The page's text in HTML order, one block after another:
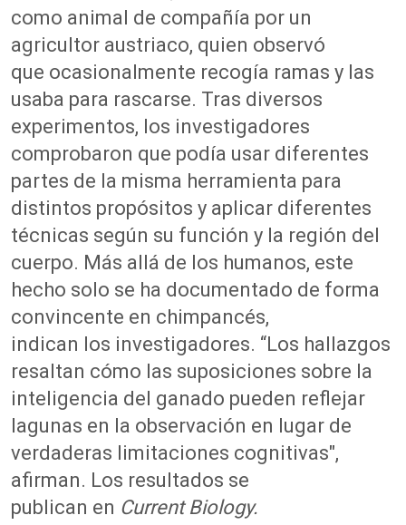
como animal de compañía por un
agricultor austriaco, quien observó
que ocasionalmente recogía ramas y las
usaba para rascarse. Tras diversos
experimentos, los investigadores
comprobaron que podía usar diferentes
partes de la misma herramienta para
distintos propósitos y aplicar diferentes
técnicas según su función y la región del
cuerpo. Más allá de los humanos, este
hecho solo se ha documentado de forma
convincente en chimpancés,
indican los investigadores. “Los hallazgos
resaltan cómo las suposiciones sobre la
inteligencia del ganado pueden reflejar
lagunas en la observación en lugar de
verdaderas limitaciones cognitivas",
afirman. Los resultados se
publican en Current Biology.